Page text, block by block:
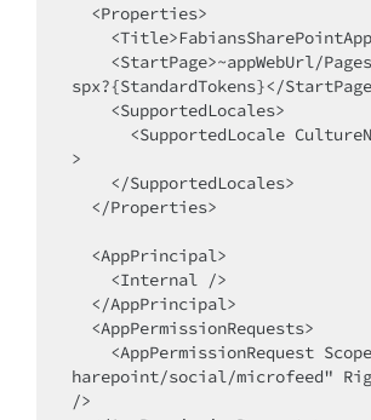
spx?{StandardTokens}</
>
harepoint/social/microfeed"
/>